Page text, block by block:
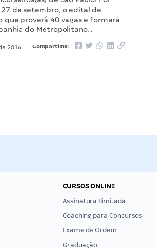
de setembro, o edital de
que proverá 40 vagas e formará
do Metropolitano…
2016 Compartilhe:
CURSOS ONLINE
Assinatura Ilimitada
Coaching para Concursos
Exame de Ordem
Graduação